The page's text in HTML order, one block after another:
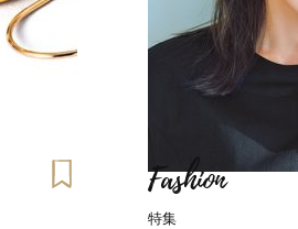
Fashion
特集
Beauty
まるで美容液！【ディオール プレ
ステージ】新クレンザーでうるお
へ！石井美穂さんが推薦【名品ア
イクリーム】3選